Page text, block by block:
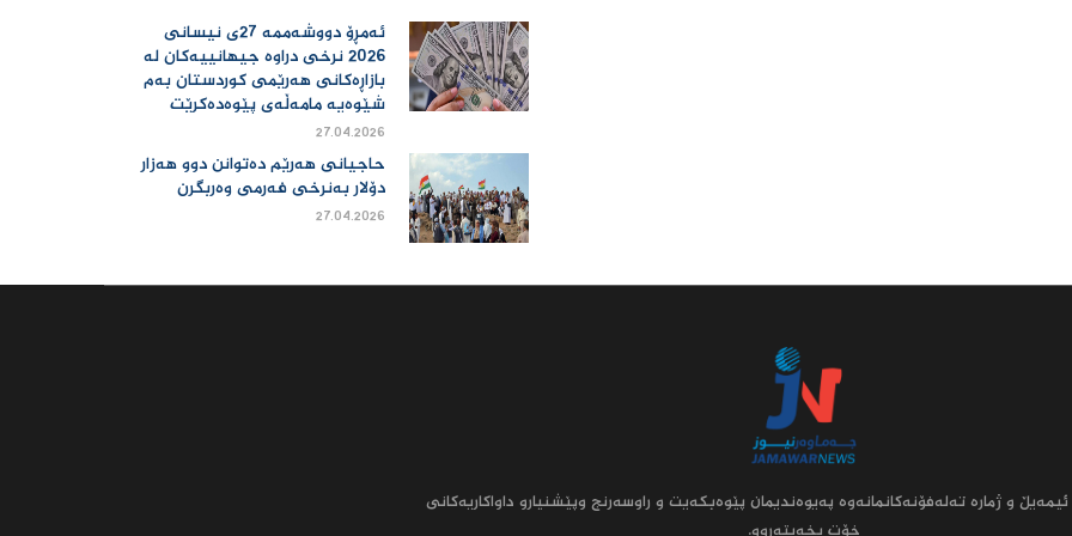
ئەمڕۆ دووشەممە 27ی نیسانی
2026 نرخی دراوە جیهانییەكان لە
بازاڕەكانی هەرێمی كوردستان بەم
شێوەیە مامەڵەی پێوەدەكرێت
27.04.2026
حاجیانی هەرێم دەتوانن دوو هەزار
دۆلار بەنرخی فەرمی وەربگرن
27.04.2026
و ژماره‌ ته‌له‌فۆنه‌کانمانه‌وه‌ په‌یوه‌ندیمان پێوه‌بکه‌یت و راوسه‌رنج وپێشنیارو داواکاریه‌کانى
خۆت بخه‌یته‌روو.